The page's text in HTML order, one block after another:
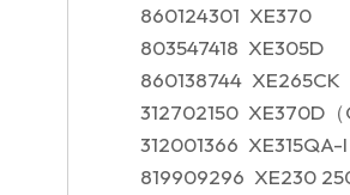
860124301 XE370
803547418 XE305D
860138744 XE265CK
312702150 XE370D（
312001366 XE315QA-I
819909296 XE230